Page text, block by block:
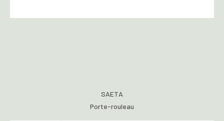
SAETA
Porte-rouleau